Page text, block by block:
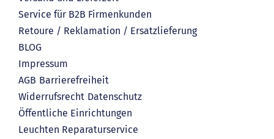
Service für B2B Firmenkunden
Retoure / Reklamation / Ersatzlieferung
BLOG
Impressum
AGB Barrierefreiheit
Widerrufsrecht Datenschutz
Öffentliche Einrichtungen
Leuchten Reparaturservice